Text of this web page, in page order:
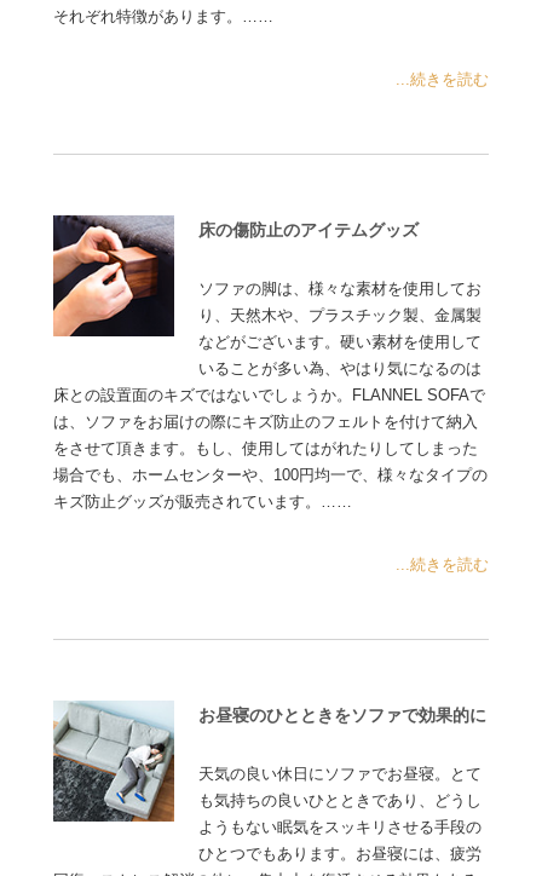
それぞれ特徴があります。……
...続きを読む
床の傷防止のアイテムグッズ
ソファの脚は、様々な素材を使用してお
り、天然木や、プラスチック製、金属製
などがございます。硬い素材を使用して
いることが多い為、やはり気になるのは
床との設置面のキズではないでしょうか。FLANNEL SOFAで
は、ソファをお届けの際にキズ防止のフェルトを付けて納入
をさせて頂きます。もし、使用してはがれたりしてしまった
場合でも、ホームセンターや、100円均一で、様々なタイプの
キズ防止グッズが販売されています。……
...続きを読む
お昼寝のひとときをソファで効果的に
天気の良い休日にソファでお昼寝。とて
も気持ちの良いひとときであり、どうし
ようもない眠気をスッキリさせる手段の
ひとつでもあります。お昼寝には、疲労